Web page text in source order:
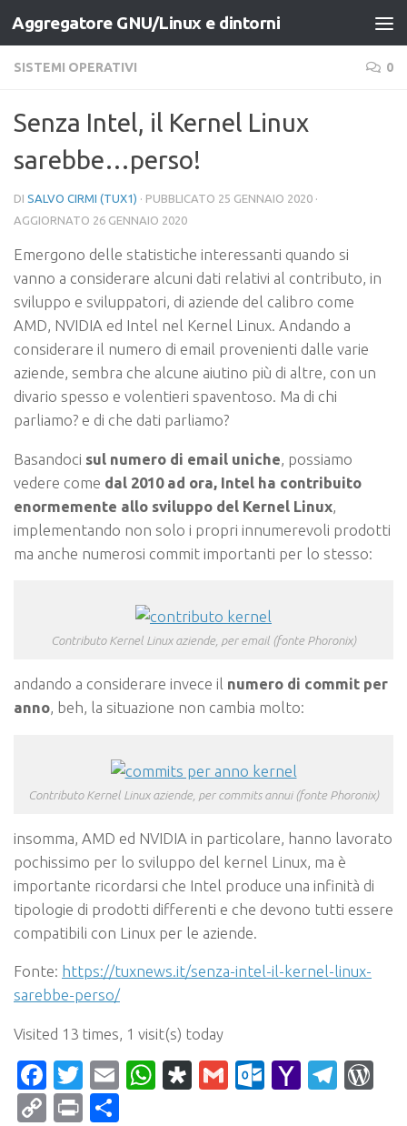
Salta al contenuto
Aggregatore GNU/Linux e dintorni
SISTEMI OPERATIVI 0
Senza Intel, il Kernel Linux
sarebbe…perso!
DI SALVO CIRMI (TUX1) · PUBBLICATO 25 GENNAIO 2020 ·
AGGIORNATO 26 GENNAIO 2020
Emergono delle statistiche interessanti quando si
vanno a considerare alcuni dati relativi al contributo, in
sviluppo e sviluppatori, di aziende del calibro come
AMD, NVIDIA ed Intel nel Kernel Linux. Andando a
considerare il numero di email provenienti dalle varie
aziende, sembra che alcune aiutino più di altre, con un
divario spesso e volentieri spaventoso. Ma di chi
parliamo? e di che dati parliamo?
Basandoci sul numero di email uniche , possiamo
vedere come dal 2010 ad ora, Intel ha contribuito
enormemente allo sviluppo del Kernel Linux
implementando non solo i propri innumerevoli prodotti
ma anche numerosi commit importanti per lo stesso:
Contributo Kernel Linux aziende, per email (fonte Phoronix)
andando a considerare invece il numero di commit per
anno, beh, la situazione non cambia molto:
Contributo Kernel Linux aziende, per commits annui (fonte Phoronix)
insomma, AMD ed NVIDIA in particolare, hanno lavorato
pochissimo per lo sviluppo del kernel Linux, ma è
importante ricordarsi che Intel produce una infinità di
tipologie di prodotti differenti e che devono tutti essere
compatibili con Linux per le aziende.
Fonte: https://tuxnews.it/senza-intel-il-kernel-linux-
sarebbe-perso/
Visited 13 times, 1 visit(s) today
Facebook
Twitter
EmailWhatsApp
Diaspora
Gmail Yahoo
CopyPrint